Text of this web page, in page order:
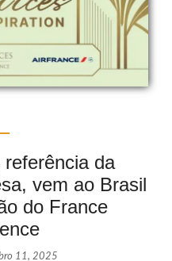
da
vem ao Brasil
do France
11, 2025